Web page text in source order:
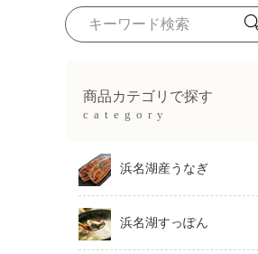
商品カテゴリで探す
category
浜名湖産うなぎ
浜名湖すっぽん